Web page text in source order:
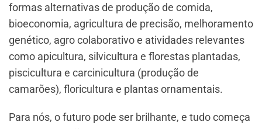
formas alternativas de produção de comida,
bioeconomia, agricultura de precisão, melhoramento
genético, agro colaborativo e atividades relevantes
como apicultura, silvicultura e florestas plantadas,
piscicultura e carcinicultura (produção de
camarões), floricultura e plantas ornamentais.
Para nós, o futuro pode ser brilhante, e tudo começa